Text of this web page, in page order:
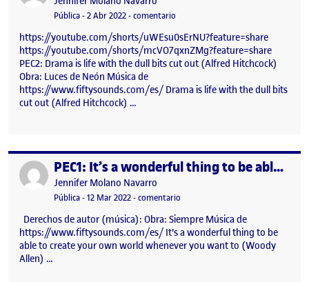
Visibilidad:
Pública-Fecha de publicación
2 Abr 20224 abril, 2022 10:47 am
-comentario
https://youtube.com/shorts/uWEsu0sErNU?feature=share
https://youtube.com/shorts/mcVO7qxnZMg?feature=share
PEC2: Drama is life with the dull bits cut out (Alfred Hitchcock)
Obra: Luces de Neón Música de
https://www.fiftysounds.com/es/ Drama is life with the dull bits
cut out (Alfred Hitchcock) …
Publicado por PEC1: It’s a wonderful thing to be able to create your own world whenever you want to (Woody Allen)
Publicado por
Jennifer Molano Navarro
Visibilidad:
Pública-Fecha de publicación
12 Mar 202212 marzo, 2022 1:59 pm
-comentario
Derechos de autor (música): Obra: Siempre Música de
https://www.fiftysounds.com/es/ It's a wonderful thing to be
able to create your own world whenever you want to (Woody
Allen) …